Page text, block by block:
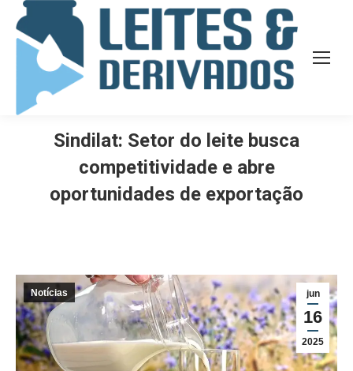
Sindilat: Setor do leite busca
competitividade e abre
oportunidades de exportação
jun
16
2025
Notícias